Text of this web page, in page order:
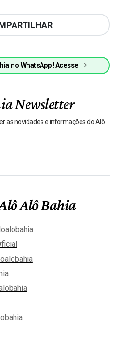
no WhatsApp! Acesse
Newsletter
as novidades e informações do Alô
Alô Bahia